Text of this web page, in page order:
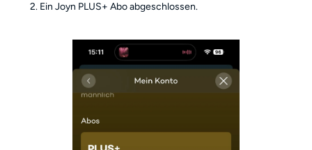
2. Ein Joyn PLUS+ Abo abgeschlossen.